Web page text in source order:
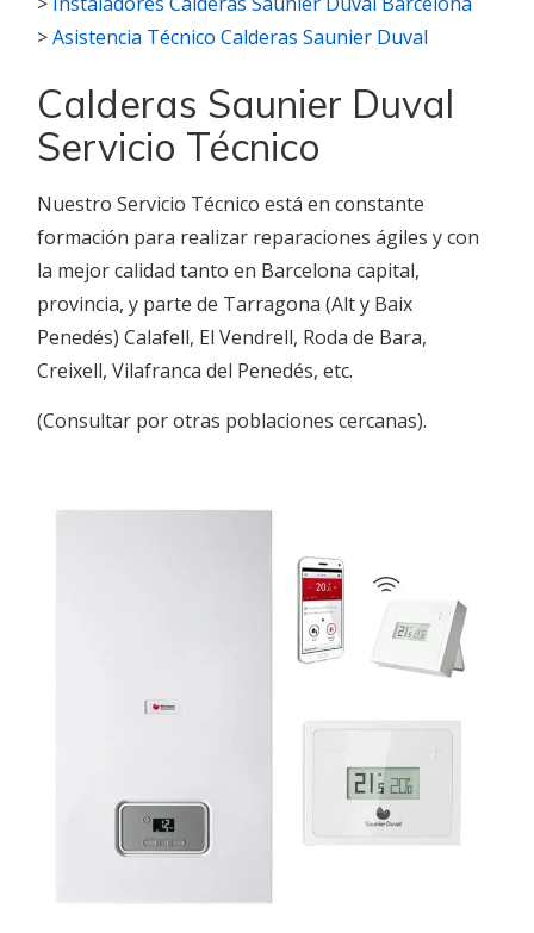
>Asistencia Técnico Calderas Saunier Duval
Calderas Saunier Duval
Servicio Técnico
Nuestro Servicio Técnico está en constante
formación para realizar reparaciones ágiles y con
la mejor calidad tanto en Barcelona capital,
provincia, y parte de Tarragona (Alt y Baix
Penedés) Calafell, El Vendrell, Roda de Bara,
Creixell, Vilafranca del Penedés, etc.
(Consultar por otras poblaciones cercanas).